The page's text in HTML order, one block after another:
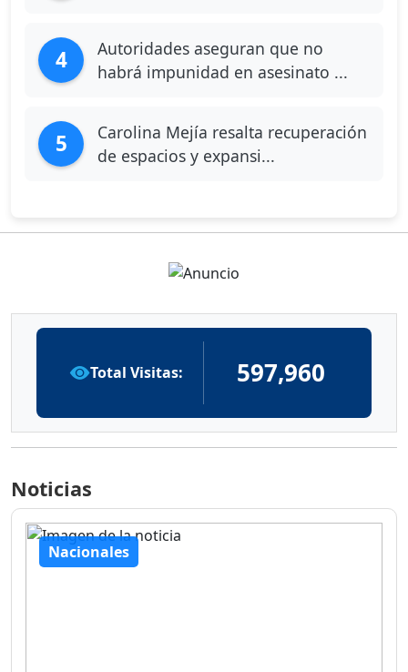
4
Autoridades aseguran que no
habrá impunidad en asesinato ...
5
Carolina Mejía resalta recuperación
de espacios y expansi...
Total Visitas: 597,960
Noticias
Nacionales